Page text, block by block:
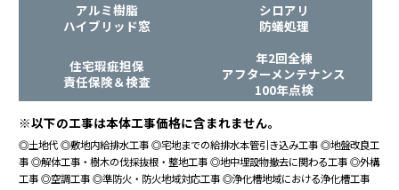
アルミ樹脂
ハイブリッド窓
シロアリ
防蟻処理
住宅瑕疵担保
責任保険＆検査
年2回全棟
アフターメンテナンス
100年点検
※以下の工事は本体工事価格に含まれません。
◎土地代◎敷地内給排水工事◎宅地までの給排水本管引き込み工事◎地盤改良工
事◎解体工事・樹木の伐採抜根・整地工事◎地中埋設物撤去に関わる工事◎外構
工事◎空調工事◎準防火・防火地域対応工事◎浄化槽地域における浄化槽工事